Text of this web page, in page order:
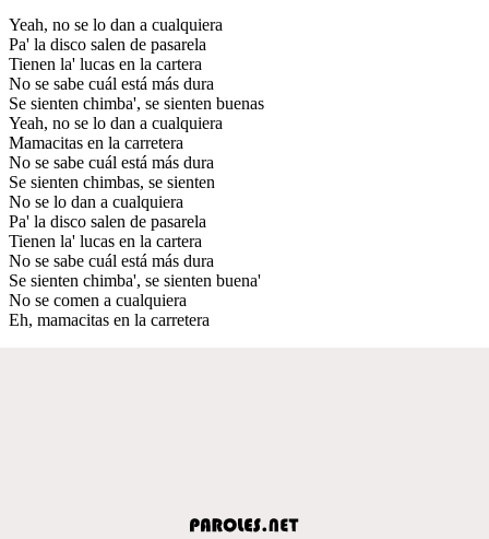
Yeah, no se lo dan a cualquiera
Pa' la disco salen de pasarela
Tienen la' lucas en la cartera
No se sabe cuál está más dura
Se sienten chimba', se sienten buenas
Yeah, no se lo dan a cualquiera
Mamacitas en la carretera
No se sabe cuál está más dura
Se sienten chimbas, se sienten
No se lo dan a cualquiera
Pa' la disco salen de pasarela
Tienen la' lucas en la cartera
No se sabe cuál está más dura
Se sienten chimba', se sienten buena'
No se comen a cualquiera
Eh, mamacitas en la carretera